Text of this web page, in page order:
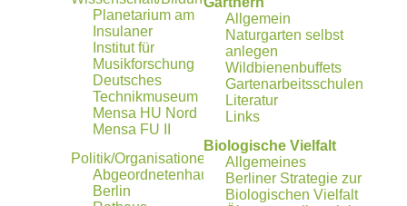
Planetarium am
Insulaner
Institut für
Musikforschung
Deutsches
Technikmuseum
Mensa HU Nord
Mensa FU II
Politik/Organisationen
Abgeordnetenhaus
Berlin
Allgemein
Naturgarten selbst
anlegen
Wildbienenbuffets
Gartenarbeitsschulen
Literatur
Links
Biologische Vielfalt
Allgemeines
Berliner Strategie zur
Biologischen Vielfalt